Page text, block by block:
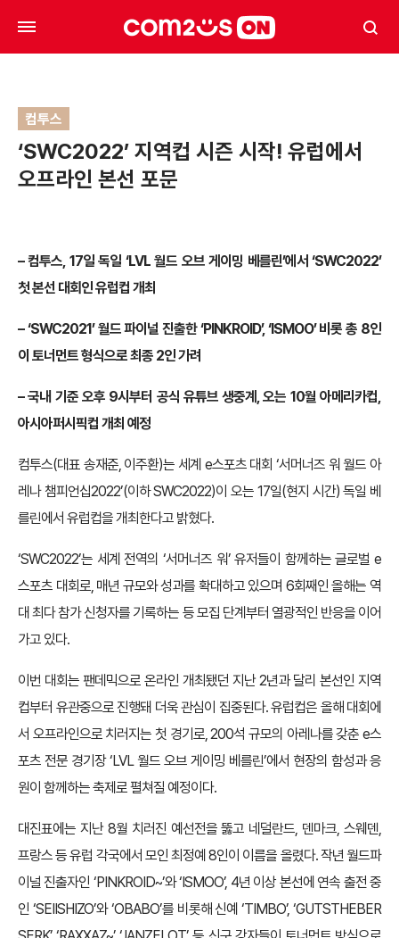
컴투스
‘SWC2022’ 지역컵 시즌 시작! 유럽에서
오프라인 본선 포문
– 컴투스, 17일 독일 ‘LVL 월드 오브 게이밍 베를린’에서 ‘SWC2022’
첫 본선 대회인 유럽컵 개최
– ‘SWC2021’ 월드 파이널 진출한 ‘PINKROID’, ‘ISMOO’ 비롯 총 8인
이 토너먼트 형식으로 최종 2인 가려
– 국내 기준 오후 9시부터 공식 유튜브 생중계, 오는 10월 아메리카컵,
아시아퍼시픽컵 개최 예정
컴투스(대표 송재준, 이주환)는 세계 e스포츠 대회 ‘서머너즈 워 월드 아
레나 챔피언십2022’(이하 SWC2022)이 오는 17일(현지 시간) 독일 베
를린에서 유럽컵을 개최한다고 밝혔다.
‘SWC2022’는 세계 전역의 ‘서머너즈 워’ 유저들이 함께하는 글로벌 e
스포츠 대회로, 매년 규모와 성과를 확대하고 있으며 6회째인 올해는 역
대 최다 참가 신청자를 기록하는 등 모집 단계부터 열광적인 반응을 이어
가고 있다.
이번 대회는 팬데믹으로 온라인 개최됐던 지난 2년과 달리 본선인 지역
컵부터 유관중으로 진행돼 더욱 관심이 집중된다. 유럽컵은 올해 대회에
서 오프라인으로 치러지는 첫 경기로, 200석 규모의 아레나를 갖춘 e스
포츠 전문 경기장‘LVL 월드 오브 게이밍 베를린’에서 현장의 함성과 응
원이 함께하는 축제로 펼쳐질 예정이다.
대진표에는 지난 8월 치러진 예선전을 뚫고 네덜란드, 덴마크, 스웨덴,
프랑스 등 유럽 각국에서 모인 최정예 8인이 이름을 올렸다. 작년 월드파
이널 진출자인 ‘PINKROID~’와 ‘ISMOO’, 4년 이상 본선에 연속 출전 중
인 ‘SEIISHIZO’와 ‘OBABO’를 비롯해 신예 ‘TIMBO’, ‘GUTSTHEBER